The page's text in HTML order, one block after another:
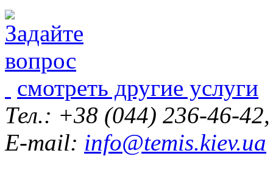
смотреть другие услуги
Тел.: +38 (044) 236-46-
E-mail: info@temis.kiev.ua